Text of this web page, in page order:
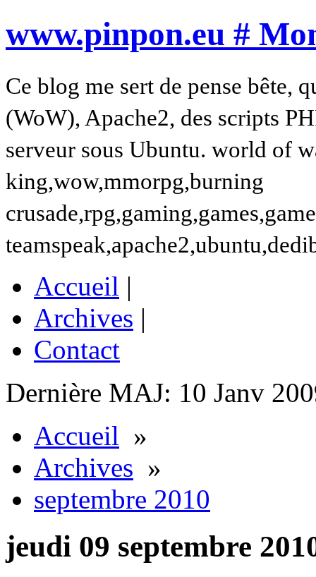
www.pinpon.eu #
Ce blog me sert de pense bête,
(WoW), Apache2, des scripts
serveur sous Ubuntu. world of
king,wow,mmorpg,burning
Accueil |
Archives |
Contact
Dernière MAJ: 10 Janv
Accueil »
Archives »
septembre 2010
jeudi 09 septembre